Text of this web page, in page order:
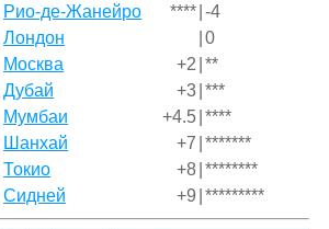
Рио-де-Жанейро
**** -4
Лондон
0
Москва
+2 **
Дубай
+3 ***
Мумбаи
+4.5 ****
Шанхай
+7 *******
Токио
+8 ********
Сидней
+9 *********